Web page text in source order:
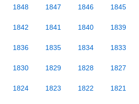
1848 1847 1846 1845
1842 1841 1840 1839
1836 1835 1834 1833
1830 1829 1828 1827
1824 1823 1822 1821